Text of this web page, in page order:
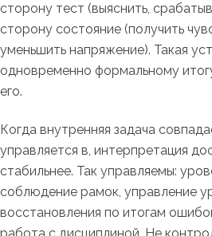
сторону тест (выяснить,
сторону состояние (получить
уменьшить напряжение). Такая
одновременно формальному
его.
Когда внутренняя задача
управляется в, интерпретация
стабильнее. Так управляемы:
соблюдение рамок, управление
восстановления по итогам